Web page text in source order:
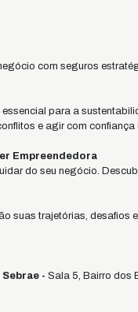
com seguros
para a
e agir com
Empreendedora
do seu negócio.
suas trajetórias,
- Sala 5, Bairro dos